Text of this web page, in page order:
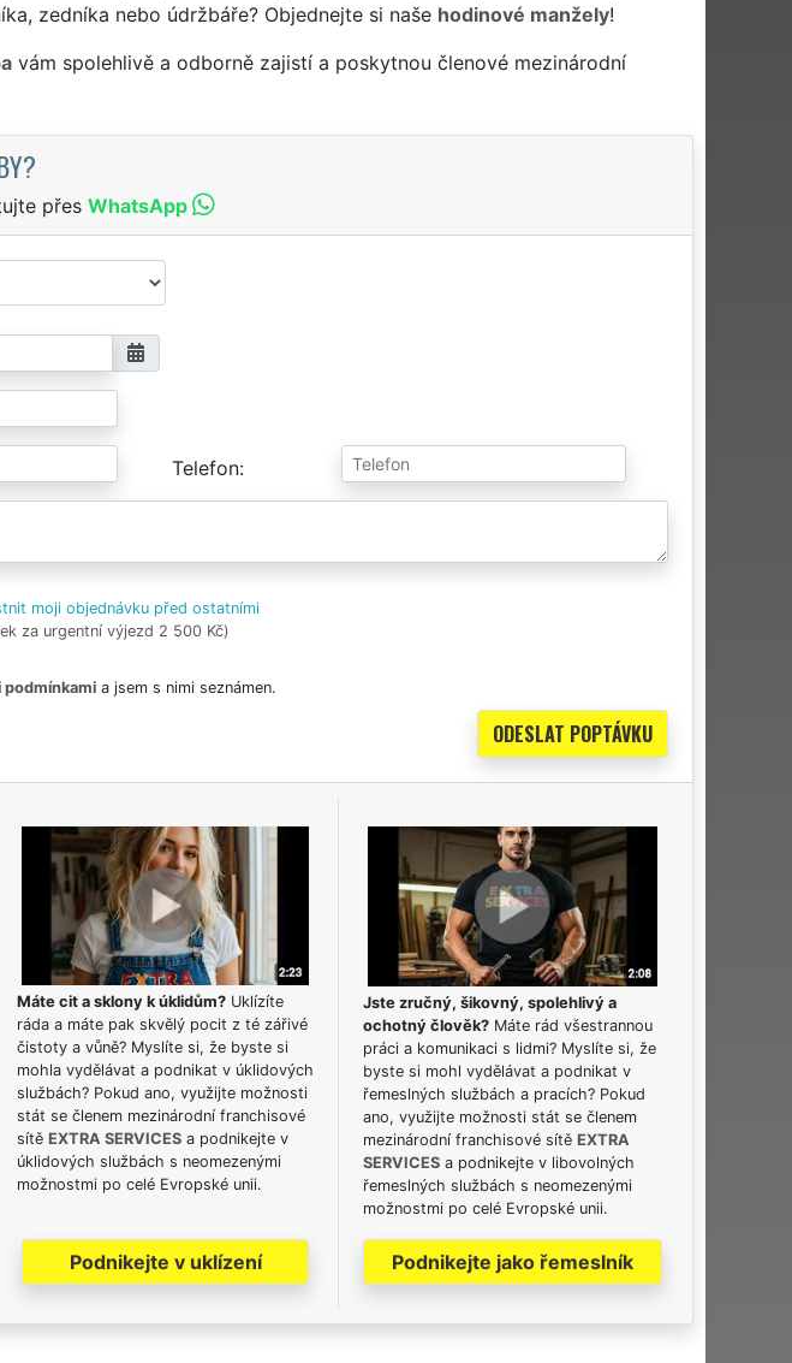
zedníka nebo údržbáře? Objednejte si naše hodinové manžely!
vám spolehlivě a odborně zajistí a poskytnou členové mezinárodní
přes WhatsApp
Telefon
moji objednávku před ostatními
za urgentní výjezd 2 500 Kč)
a jsem s nimi seznámen.
Máte cit a sklony k úklidům?Uklízíte
ráda a máte pak skvělý pocit z té zářivé
čistoty a vůně? Myslíte si, že byste si
mohla vydělávat a podnikat v úklidových
službách? Pokud ano, využijte možnosti
stát se členem mezinárodní franchisové
sítě EXTRA SERVICESa podnikejte v
úklidových službách s neomezenými
možnostmi po celé Evropské unii.
Podnikejte v uklízení
Jste zručný, šikovný, spolehlivý a
ochotný člověk? Máte rád všestrannou
práci a komunikaci s lidmi? Myslíte si, že
byste si mohl vydělávat a podnikat v
řemeslných službách a pracích? Pokud
ano, využijte možnosti stát se členem
mezinárodní franchisové sítě EXTRA
SERVICES a podnikejte v libovolných
řemeslných službách s neomezenými
možnostmi po celé Evropské unii.
Podnikejte jako řemeslník